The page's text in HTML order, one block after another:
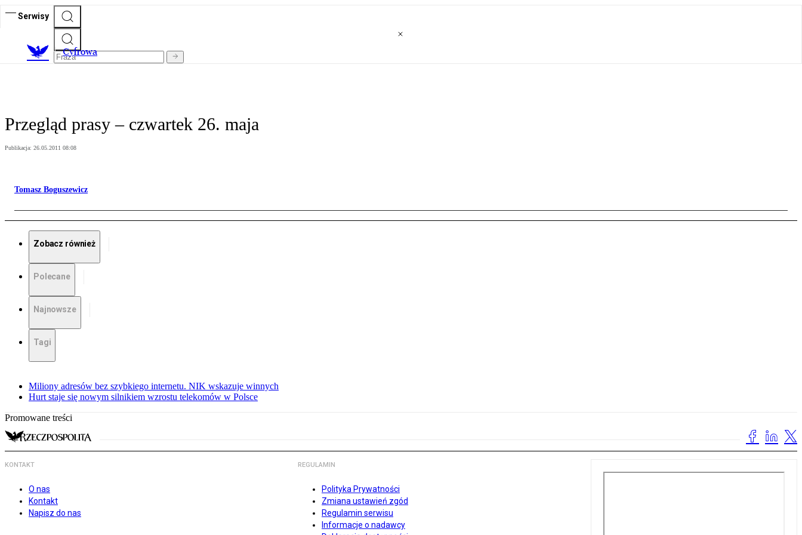
Serwisy
Cyfrowa
Przegląd prasy – czwartek 26. maja
Publikacja: 26.05.2011 08:08
Tomasz Boguszewicz
Zobacz również
Polecane
Najnowsze
Tagi
Miliony adresów bez szybkiego internetu. NIK wskazuje winnych
Hurt staje się nowym silnikiem wzrostu telekomów w Polsce
Promowane treści
KONTAKT
O nas
Kontakt
Napisz do nas
REGULAMIN
Polityka Prywatności
Zmiana ustawień zgód
Regulamin serwisu
Informacje o nadawcy